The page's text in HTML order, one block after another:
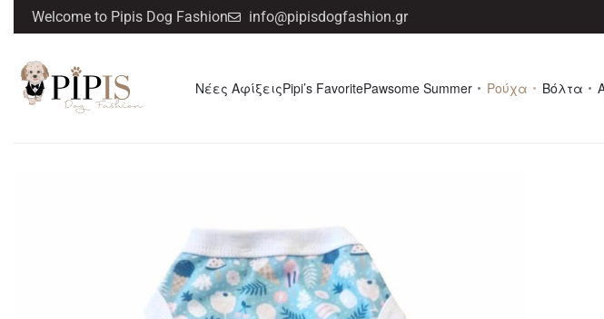
Welcome to Pipis Dog Fashion info@pipisdogfashion.gr
Νέες ΑφίξειςPipi’s FavoritePawsome Summer Ρούχα Βόλτα